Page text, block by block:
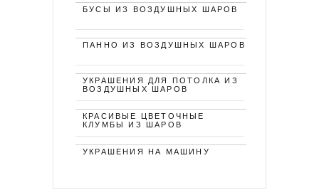
БУСЫ ИЗ ВОЗДУШНЫХ ШАРОВ
ПАННО ИЗ ВОЗДУШНЫХ ШАРОВ
УКРАШЕНИЯ ДЛЯ ПОТОЛКА ИЗ
ВОЗДУШНЫХ ШАРОВ
КРАСИВЫЕ ЦВЕТОЧНЫЕ
КЛУМБЫ ИЗ ШАРОВ
УКРАШЕНИЯ НА МАШИНУ